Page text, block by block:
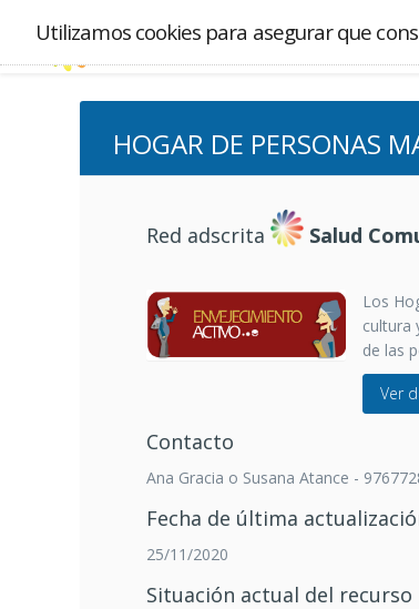
Utilizamos cookies para asegurar que
HOGAR DE PERSONAS
Red adscrita Salud
Los
cultura
de las
Ver
Contacto
Ana Gracia o Susana Atance -
Fecha de última
25/11/2020
Situación actual del recurso